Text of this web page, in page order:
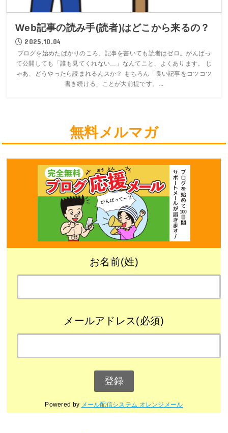
Web記事の読み手(読者)はどこから来るの？
2025.10.04
ブログを始めたばかりのころ、記事を書いても読者はゼロ。がんばっ
て公開しても「誰も見てくれない…」なんてこと、よくあります。 じ
ゃあ、どうやったら読まれるんスか？ もちろん「良い記事をコツコツ
書き続ける」ことが大前提です。...
無料メルマガ
お名前(姓)
メールアドレス(必須)
Powered by メール配信システム オレンジメール